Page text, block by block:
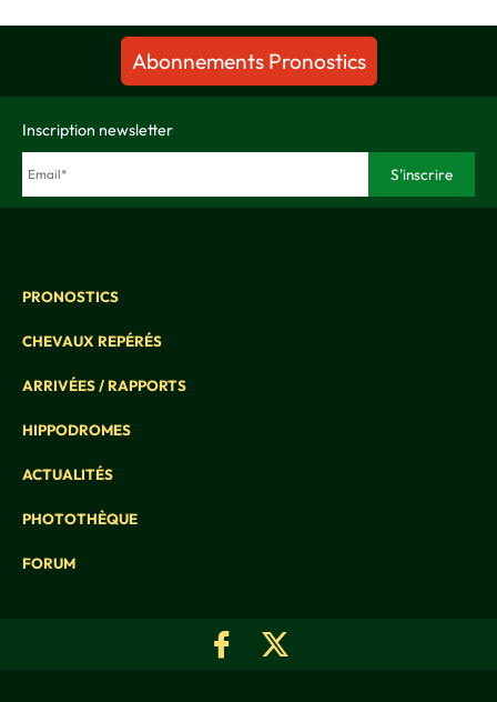
Abonnements Pronostics
Inscription newsletter
PRONOSTICS
CHEVAUX REPÉRÉS
ARRIVÉES / RAPPORTS
HIPPODROMES
ACTUALITÉS
PHOTOTHÈQUE
FORUM